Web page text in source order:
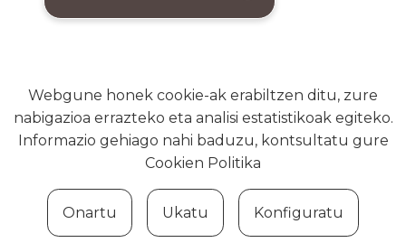
Usurbilgo Udala - Tel. 943 371951
Cookie politika
Webgune honek cookie-ak erabiltzen ditu, zure
nabigazioa errazteko eta analisi estatistikoak egiteko.
Informazio gehiago nahi baduzu, kontsultatu gure
Cookien Politika
Onartu Ukatu Konfiguratu